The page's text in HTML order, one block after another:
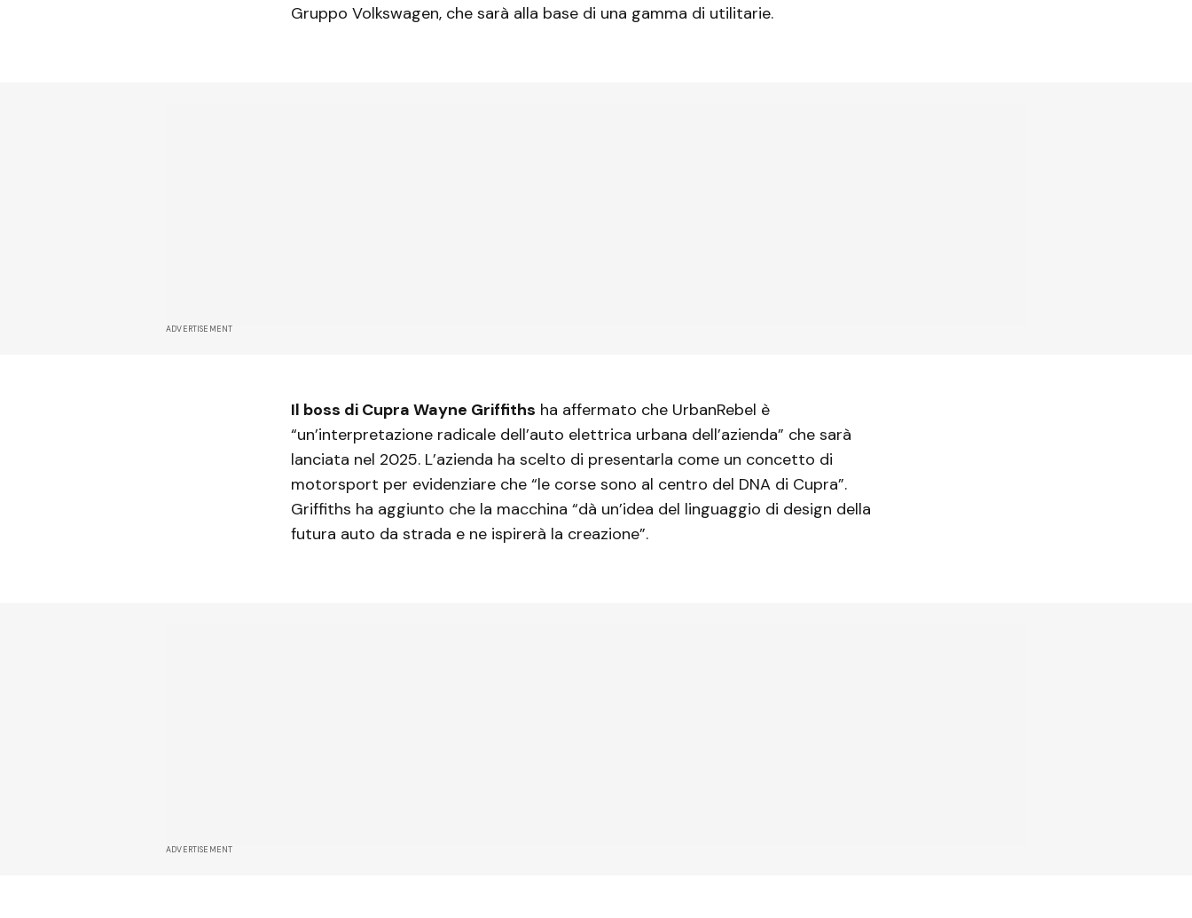
Gruppo Volkswagen, che sarà alla base di una gamma di utilitarie.
ADVERTISEMENT
Il boss di Cupra Wayne Griffiths ha affermato che UrbanRebel è
“un’interpretazione radicale dell’auto elettrica urbana dell’azienda” che sarà
lanciata nel 2025. L’azienda ha scelto di presentarla come un concetto di
motorsport per evidenziare che “le corse sono al centro del DNA di Cupra”.
Griffiths ha aggiunto che la macchina “dà un’idea del linguaggio di design della
futura auto da strada e ne ispirerà la creazione”.
ADVERTISEMENT